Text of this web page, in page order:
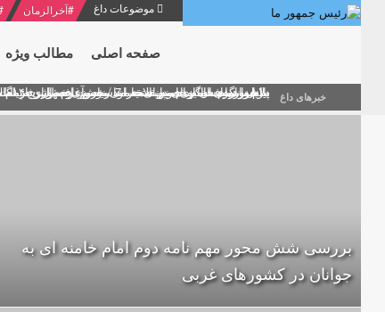
موضوعات داغ #آخرالزمان
صفحه اصلی مطالب ویژه
خبرهای داغ منشور گفتمان امام و انقلاب - 7 /بخش دوم : شرح پیام ۱۰ خرداد ۱۳۶۹ امام خامنه ای/ فصل پنجم: حفظ عزّت و کرامت انقلابی
بازخوانی افشاگری سپهبد محمود منصور افسر ارشد
دلایل اهمیت سیزدهمین انتخابات ریاست جمهوری از
بیانات امام خامنه ای در سخنرانی نوروزی خطاب به
پیام نوروزی امام خامنه ای به مناسبت آغاز سال ۱۴۰۰
بررسی شش محور مهم نامه دوم امام خامنه ای به
جوانان در کشورهای غربی